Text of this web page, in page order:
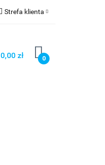
Strefa klienta
Zarejestruj się
Dodaj zgłoszenie
0,00 zł 0